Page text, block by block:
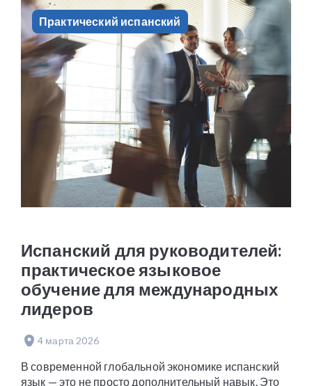
Практический испанский
Испанский для руководителей:
практическое языковое
обучение для международных
лидеров
4 марта 2026
В современной глобальной экономике испанский
язык — это не просто дополнительный навык. Это